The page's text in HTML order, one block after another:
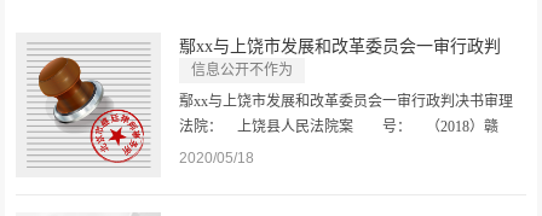
鄢xx与上饶市发展和改革委员会一审行政判
决...
信息公开不作为
鄢xx与上饶市发展和改革委员会一审行政判决书审理
法院： 上饶县人民法院案 号： （2018）赣
1121行初133号案 由： 其他行政行为裁判日
2020/05/18